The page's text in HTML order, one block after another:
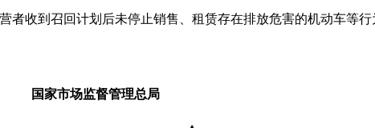
收到召回计划后未停止销售、租赁存在排放危害的机动车等行
国家市场监督管理总局